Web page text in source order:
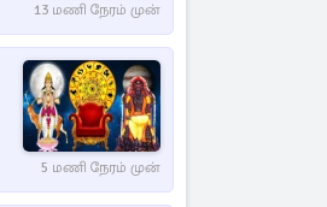
13 மணி நேரம் முன்
5 மணி நேரம் முன்